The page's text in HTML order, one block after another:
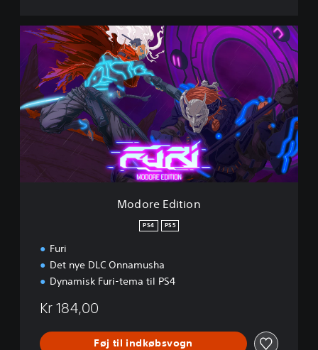
M
o
r
E
Modore Edition
PS4 PS5
Furi
Det nye DLC Onnamusha
Dynamisk Furi-tema til PS4
Kr 184,00
Føj til indkøbsvogn